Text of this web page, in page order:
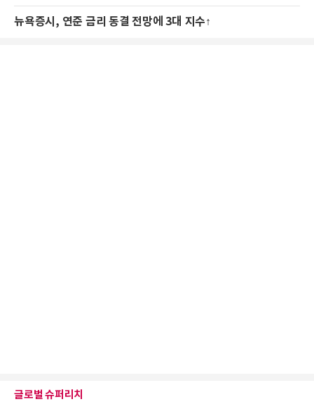
뉴욕증시, 연준 금리 동결 전망에 3대 지수↑
글로벌 슈퍼리치